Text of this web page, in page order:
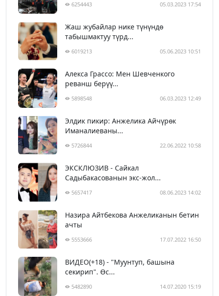
6254443 05.03.2023 17:54
Жаш жубайлар нике түнүндө
табышмактуу түрд...
6019213 05.06.2023 10:51
Алекса Грассо: Мен Шевченкого
реванш берүү...
5898548 06.03.2023 12:49
Элдик пикир: Анжелика Айчүрөк
Иманалиеваны...
5726844 22.06.2022 10:58
ЭКСКЛЮЗИВ - Сайкал
Садыбакасованын экс-жол...
5657417 08.06.2023 14:02
Назира Айтбекова Анжеликанын бетин
ачты
5553666 17.07.2022 16:50
ВИДЕО(+18) - "Муунтуп, башына
секирип". Өс...
5482890 14.07.2020 15:19